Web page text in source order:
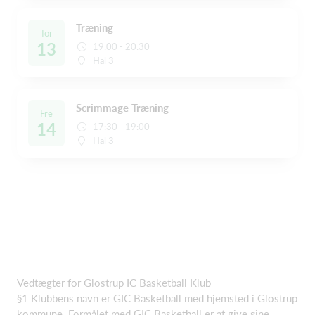
Tor
13
Træning
19:00 - 20:30
Hal 3
Fre
14
Scrimmage Træning
17:30 - 19:00
Hal 3
Vedtægter for Glostrup IC Basketball Klub
§1 Klubbens navn er GIC Basketball med hjemsted i Glostrup